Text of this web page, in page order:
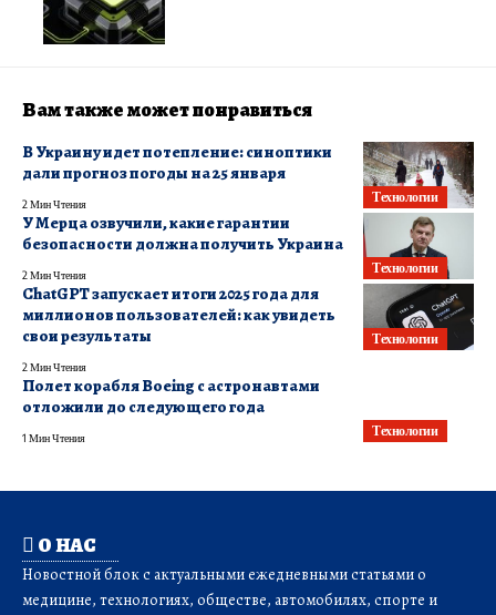
Вам также может понравиться
Технологии
В Украину идет потепление: синоптики
дали прогноз погоды на 25 января
2 Мин Чтения
Технологии
У Мерца озвучили, какие гарантии
безопасности должна получить Украина
2 Мин Чтения
Технологии
ChatGPT запускает итоги 2025 года для
миллионов пользователей: как увидеть
свои результаты
2 Мин Чтения
Технологии
Полет корабля Boeing с астронавтами
отложили до следующего года
1 Мин Чтения
О НАС
Новостной блок с актуальными ежедневными статьями о
медицине, технологиях, обществе, автомобилях, спорте и